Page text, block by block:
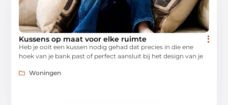
Kussens op maat voor elke ruimte
Heb je ooit een kussen nodig gehad dat precies in die ene
hoek van je bank past of perfect aansluit bij het design van je
Woningen